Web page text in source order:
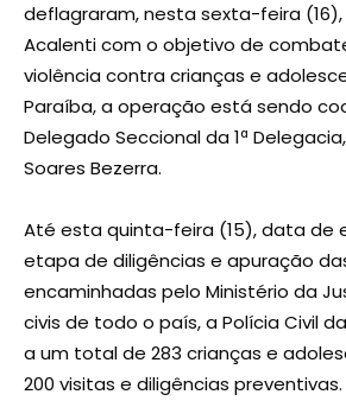
deflagraram, nesta sexta-feira
Acalenti com o objetivo de
violência contra crianças e
Paraíba, a operação está sendo
Delegado Seccional da 1ª
Soares Bezerra.
Até esta quinta-feira (15), data de
etapa de diligências e apuração
encaminhadas pelo Ministério da
civis de todo o país, a Polícia Civil
a um total de 283 crianças e
200 visitas e diligências preventivas.